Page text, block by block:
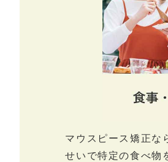
マウスピース矯正な
せいで特定の食べ物